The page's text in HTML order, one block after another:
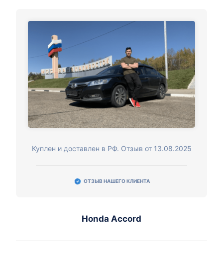
Куплен и доставлен в РФ. Отзыв от 13.08.2025
ОТЗЫВ НАШЕГО КЛИЕНТА
Honda Accord